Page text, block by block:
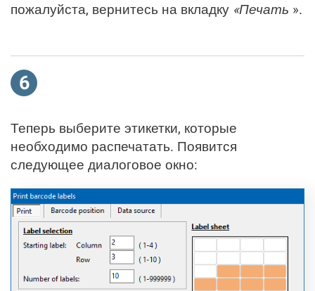
пожалуйста, вернитесь на вкладку «Печать ».
6
Теперь выберите этикетки, которые
необходимо распечатать. Появится
следующее диалоговое окно: